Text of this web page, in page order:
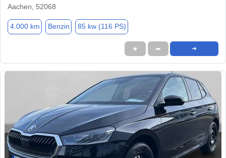
Aachen, 52068
4.000 km Benzin 85 kw (116 PS)
★ ➦ ➜